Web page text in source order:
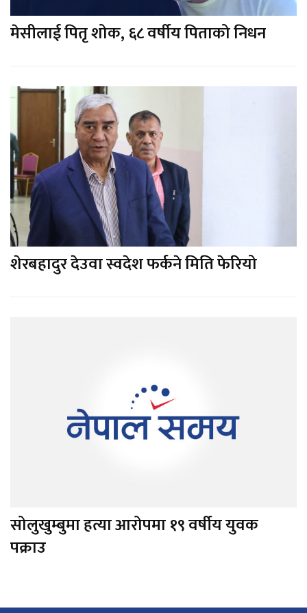
मेसीलाई पितृ शोक, ६८ वर्षीय पिताको निधन
शेरबहादुर देउवा स्वदेश फर्कने मिति फेरियो
सोलुखुम्बुमा हत्या आरोपमा १९ वर्षीय युवक
पक्राउ